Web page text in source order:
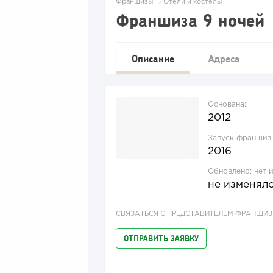
Франшизы → Отели и хостелы
Франшиза 9 ночей
Описание Адреса
Основана:
2012
Запуск
2016
Обновлено: нет
не
СВЯЗАТЬСЯ С ПРЕДСТАВИТЕЛЕМ
ОТПРАВИТЬ ЗАЯВКУ